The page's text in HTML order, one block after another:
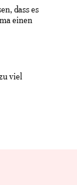
dass es
einen
viel